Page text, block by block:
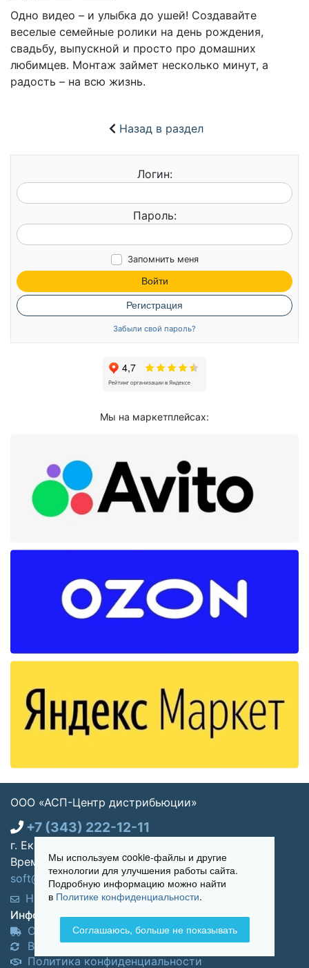
Одно видео – и улыбка до ушей! Создавайте
веселые семейные ролики на день рождения,
свадьбу, выпускной и просто про домашних
любимцев. Монтаж займет несколько минут, а
радость – на всю жизнь.
Назад в раздел
Логин:
Пароль:
Запомнить меня
Войти
Регистрация
Забыли свой пароль?
Мы на маркетплейсах:
ООО «АСП-Центр дистрибьюции»
+7 (343) 222-12-11
г. Екатеринбург, ул. Щорса 7, офис 270
Время работы: Пн-пт 09:00 - 18:00
soft@asp-partners.ru
Написать нам
Обратный звонок
Информация для покупателей:
Оплата и доставка
Возврат и обмен товара
Политика конфиденциальности
Мы используем cookie-файлы и другие
технологии для улучшения работы сайта.
Подробную информацию можно найти
в Политике конфиденциальности.
Соглашаюсь, больше не показывать